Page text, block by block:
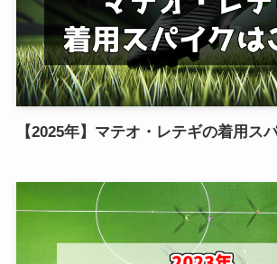
【2025年】マテオ・レテギの着用ス